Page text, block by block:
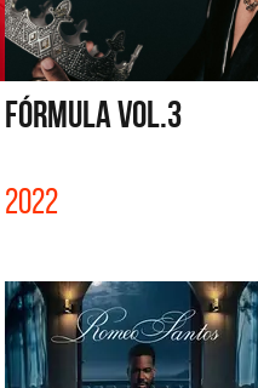
FÓRMULA VOL.3
2022